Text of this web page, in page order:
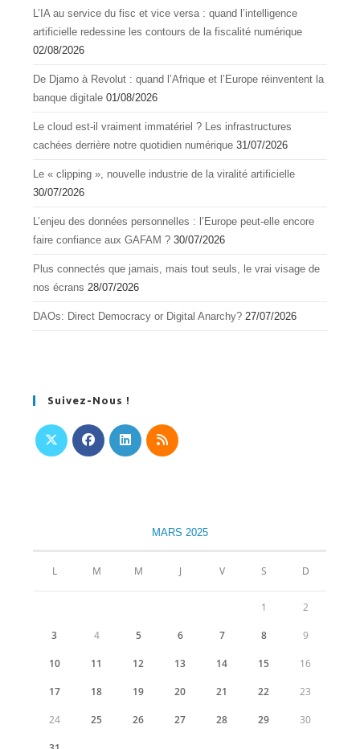
L’IA au service du fisc et vice versa : quand l’intelligence
artificielle redessine les contours de la fiscalité numérique
02/08/2026
De Djamo à Revolut : quand l’Afrique et l’Europe réinventent la
banque digitale 01/08/2026
Le cloud est-il vraiment immatériel ? Les infrastructures
cachées derrière notre quotidien numérique 31/07/2026
Le « clipping », nouvelle industrie de la viralité artificielle
30/07/2026
L’enjeu des données personnelles : l’Europe peut-elle encore
faire confiance aux GAFAM ? 30/07/2026
Plus connectés que jamais, mais tout seuls, le vrai visage de
nos écrans 28/07/2026
DAOs: Direct Democracy or Digital Anarchy? 27/07/2026
Suivez-Nous !
nouvel
MARS 2025
L M M J V S D
1 2
3 4 5 6 7 8 9
10 11 12 13 14 15 16
17 18 19 20 21 22 23
24 25 26 27 28 29 30